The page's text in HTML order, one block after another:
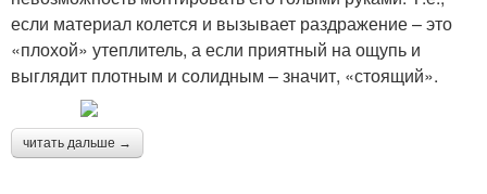
если материал колется и вызывает раздражение – это
«плохой» утеплитель, а если приятный на ощупь и
выглядит плотным и солидным – значит, «стоящий».
читать дальше →